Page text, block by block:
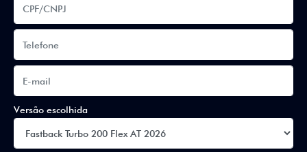
Versão escolhida